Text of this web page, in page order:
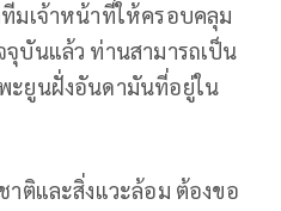
มเจ้าหน้าที่ให้ครอบคลุม
บันแล้ว ท่านสามารถเป็น
ะยูนฝั่งอันดามันที่อยู่ใน
าติและสิ่งแวะล้อม ต้องขอ